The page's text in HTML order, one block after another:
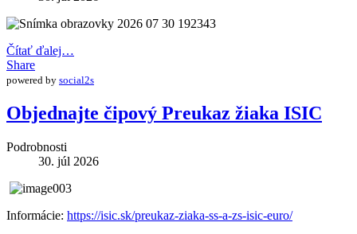
Čítať ďalej…
Share
powered by social2s
Objednajte čipový Preukaz žiaka ISIC
Podrobnosti
30. júl 2026
Informácie: https://isic.sk/preukaz-ziaka-ss-a-zs-isic-euro/